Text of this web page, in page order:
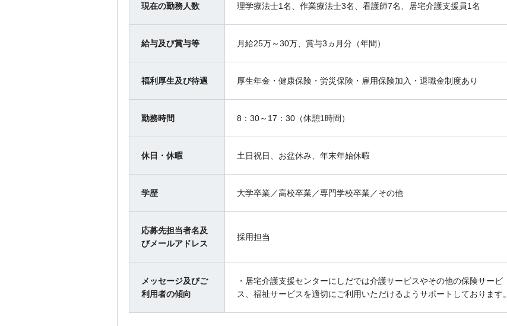
現在の勤務人数 理学療法士1名、作業療法士3名、看護師7名、居宅介護支援員1名
給与及び賞与等 月給25万～30万、賞与3ヵ月分（年間）
福利厚生及び待遇 厚生年金・健康保険・労災保険・雇用保険加入・退職金制度あり
勤務時間 8：30～17：30（休憩1時間）
休日・休暇 土日祝日、お盆休み、年末年始休暇
学歴 大学卒業／高校卒業／専門学校卒業／その他
応募先担当者名及
びメールアドレス
採用担当
メッセージ及びご
利用者の傾向
・居宅介護支援センターにしだでは介護サービスやその他の保険サービ
ス、福祉サービスを適切にご利用いただけるようサポートしております。